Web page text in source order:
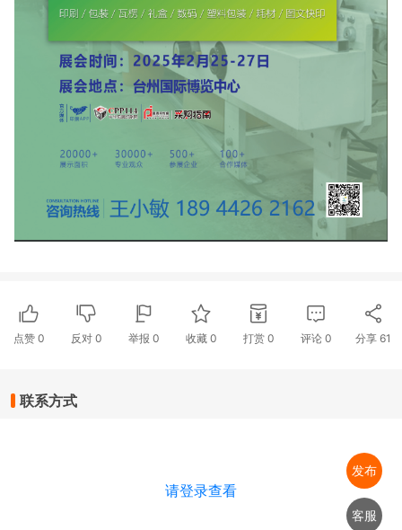
点赞 0 反对 0 举报 0 收藏 0 打赏 0 评论 0 分享 61
联系方式
请登录查看
发布
客服